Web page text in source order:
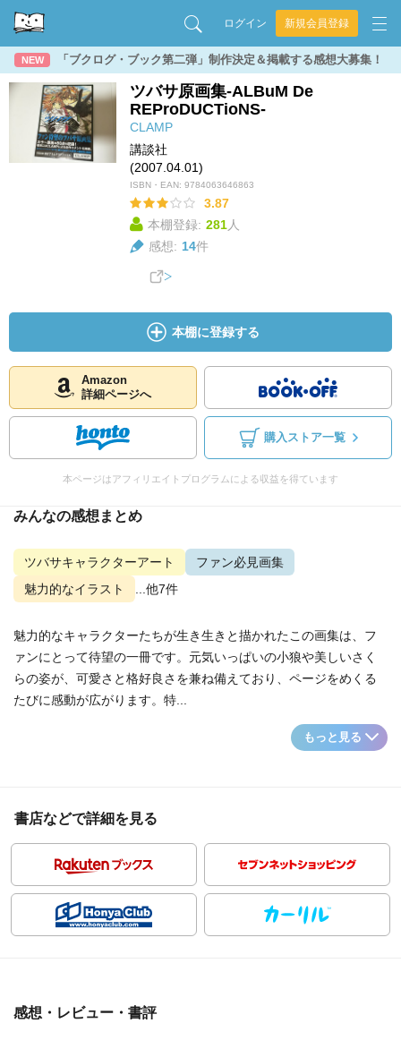
ログイン 新規会員登録
NEW 「ブクログ・ブック第二弾」制作決定＆掲載する感想大募集！
ツバサ原画集-ALBuM De
REProDUCTioNS-
CLAMP
講談社
(2007.04.01)
ISBN・EAN: 9784063646863
3.87
本棚登録: 281人
感想: 14件
本棚に登録する
Amazon
詳細ページへ
購入ストア一覧
本ページはアフィリエイトプログラムによる収益を得ています
みんなの感想まとめ
ツバサキャラクターアート
ファン必見画集
魅力的なイラスト
...他7件
魅力的なキャラクターたちが生き生きと描かれたこの画集は、フ
ァンにとって待望の一冊です。元気いっぱいの小狼や美しいさく
らの姿が、可愛さと格好良さを兼ね備えており、ページをめくる
たびに感動が広がります。特...
もっと見る
書店などで詳細を見る
感想・レビュー・書評